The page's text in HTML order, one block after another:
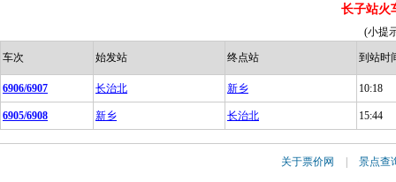
长子站火
(小提
车次 始发站 终点站 到站时
6906/6907 长治北 新乡 10:18
6905/6908 新乡 长治北 15:44
关于票价网 | 景点查